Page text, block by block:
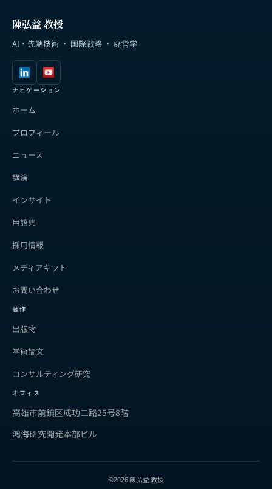
陳弘益 教授
AI・先端技術 · 国際戦略 · 経営学
ナビゲーション
ホーム
プロフィール
ニュース
講演
インサイト
用語集
採用情報
メディアキット
お問い合わせ
著作
出版物
学術論文
コンサルティング研究
オフィス
高雄市前鎮区成功二路25号8階
鴻海研究開発本部ビル
©2026 陳弘益 教授